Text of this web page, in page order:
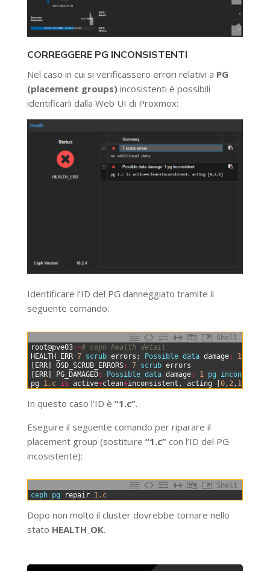
CORREGGERE PG INCONSISTENTI
Nel caso in cui si verificassero errori relativi a PG
(placement groups)incosistenti è possibili
identificarli dalla Web UI di Proxmox:
Identificare l’ID del PG danneggiato tramite il
seguente comando:
Shell
root@pve03:~# ceph health detail
HEALTH
ERR 7 scrub errors ; Possible data damage: 1
ERR] OSD_SCRUB_ERRORS: 7 scrub errors
ERR] PG_DAMAGED: Possible data damage: 1 pg
pg
1.c is active+clean+inconsistent , acting 0, 2, 1]
In questo caso l’ID è “1.c”.
Eseguire il seguente comando per riparare il
placement group (sostituire “1.c”con l’ID del PG
incosistente):
Shell
ceph pg repair 1.c
Dopo non molto il cluster dovrebbe tornare nello
stato HEALTH_OK.